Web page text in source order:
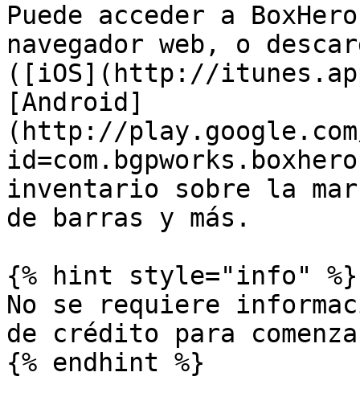
Puede acceder a
navegador web, o
([iOS](http://
[Android]
(http://
inventario sobre la
de barras y más.
{% hint style="info" %}
No se requiere
de crédito para
{% endhint %}